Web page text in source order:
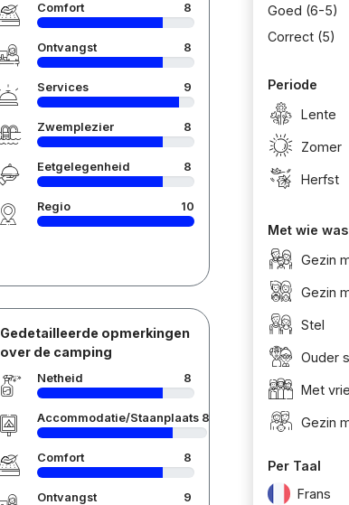
Comfort 8
Ontvangst 8
Services 9
Zwemplezier 8
Eetgelegenheid 8
Regio 10
Gedetailleerde opmerkingen
over de camping
Netheid 8
Accommodatie/Staanplaats 8
Comfort 8
Ontvangst 9
Goed (6-5)
Correct (5)
Periode
Lente
Zomer
Herfst
Met wie
Gezin
Gezin
Stel
Ouder
Met
Gezin
Per Taal
Frans